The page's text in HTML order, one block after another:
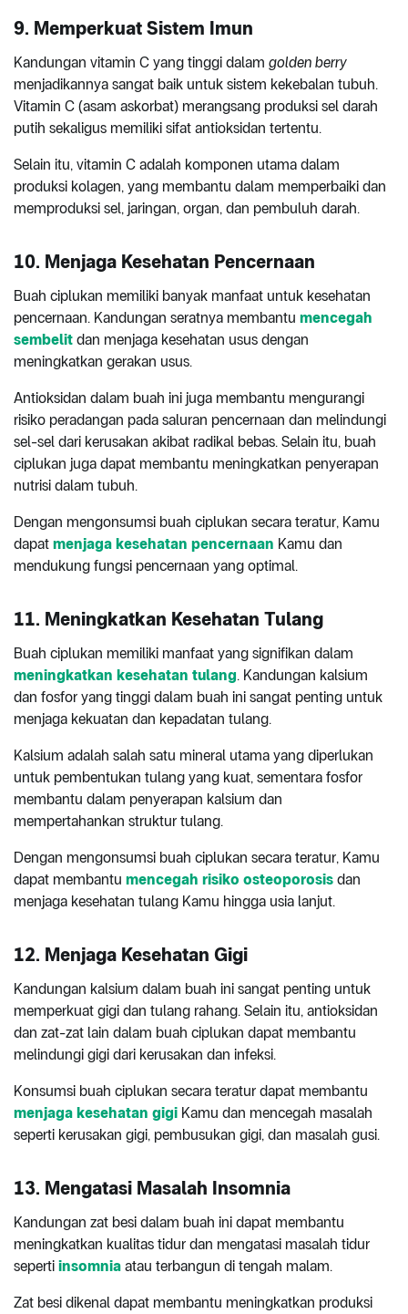
9. Memperkuat Sistem Imun
Kandungan vitamin C yang tinggi dalam golden berry
menjadikannya sangat baik untuk sistem kekebalan tubuh.
Vitamin C (asam askorbat) merangsang produksi sel darah
putih sekaligus memiliki sifat antioksidan tertentu.
Selain itu, vitamin C adalah komponen utama dalam
produksi kolagen, yang membantu dalam memperbaiki dan
memproduksi sel, jaringan, organ, dan pembuluh darah.
10. Menjaga Kesehatan Pencernaan
Buah ciplukan memiliki banyak manfaat untuk kesehatan
pencernaan. Kandungan seratnya membantu mencegah
sembelit dan menjaga kesehatan usus dengan
meningkatkan gerakan usus.
Antioksidan dalam buah ini juga membantu mengurangi
risiko peradangan pada saluran pencernaan dan melindungi
sel-sel dari kerusakan akibat radikal bebas. Selain itu, buah
ciplukan juga dapat membantu meningkatkan penyerapan
nutrisi dalam tubuh.
Dengan mengonsumsi buah ciplukan secara teratur, Kamu
dapat menjaga kesehatan pencernaan Kamu dan
mendukung fungsi pencernaan yang optimal.
11. Meningkatkan Kesehatan Tulang
Buah ciplukan memiliki manfaat yang signifikan dalam
meningkatkan kesehatan tulang. Kandungan kalsium
dan fosfor yang tinggi dalam buah ini sangat penting untuk
menjaga kekuatan dan kepadatan tulang.
Kalsium adalah salah satu mineral utama yang diperlukan
untuk pembentukan tulang yang kuat, sementara fosfor
membantu dalam penyerapan kalsium dan
mempertahankan struktur tulang.
Dengan mengonsumsi buah ciplukan secara teratur, Kamu
dapat membantu mencegah risiko osteoporosis dan
menjaga kesehatan tulang Kamu hingga usia lanjut.
12. Menjaga Kesehatan Gigi
Kandungan kalsium dalam buah ini sangat penting untuk
memperkuat gigi dan tulang rahang. Selain itu, antioksidan
dan zat-zat lain dalam buah ciplukan dapat membantu
melindungi gigi dari kerusakan dan infeksi.
Konsumsi buah ciplukan secara teratur dapat membantu
menjaga kesehatan gigi Kamu dan mencegah masalah
seperti kerusakan gigi, pembusukan gigi, dan masalah gusi.
13. Mengatasi Masalah Insomnia
Kandungan zat besi dalam buah ini dapat membantu
meningkatkan kualitas tidur dan mengatasi masalah tidur
seperti insomnia atau terbangun di tengah malam.
Zat besi dikenal dapat membantu meningkatkan produksi